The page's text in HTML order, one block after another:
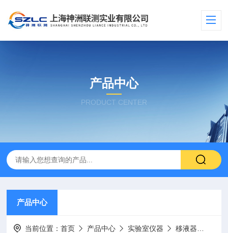
产品中心
PRODUCT CENTER
产品中心
当前位置：首页 产品中心 实验室仪器 移液器